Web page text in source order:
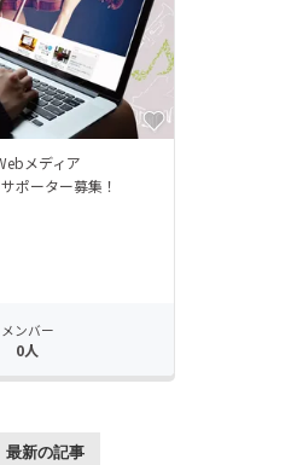
最新の記事